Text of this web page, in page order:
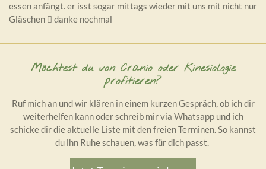
essen anfängt. er isst sogar mittags wieder mit uns mit nicht nur
Gläschen 󾌵 danke nochmal
Möchtest du von Cranio oder Kinesiologie
profitieren?
Ruf mich an und wir klären in einem kurzen Gespräch, ob ich dir
weiterhelfen kann oder schreib mir via Whatsapp und ich
schicke dir die aktuelle Liste mit den freien Terminen. So kannst
du ihn Ruhe schauen, was für dich passt.